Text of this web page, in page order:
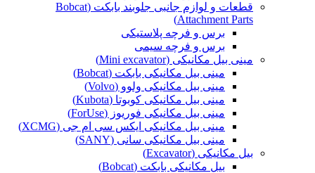
قطعات و لوازم جانبی جلوبند بابکت (Bobcat
Attachment Parts)
برس و فرچه پلاستیکی
برس و فرچه سیمی
مینی بیل مکانیکی (Mini excavator)
مینی بیل مکانیکی بابکت (Bobcat)
مینی بیل مکانیکی ولوو (Volvo)
مینی بیل مکانیکی کوبوتا (Kubota)
مینی بیل مکانیکی فوریوز (ForUse)
مینی بیل مکانیکی ایکس سی ام جی (XCMG)
مینی بیل مکانیکی سانی (SANY)
بیل مکانیکی (Excavator)
بیل مکانیکی بابکت (Bobcat)